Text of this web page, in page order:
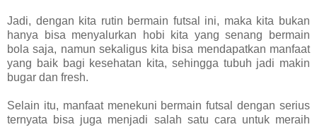
Jadi, dengan kita rutin bermain futsal ini, maka kita bukan
hanya bisa menyalurkan hobi kita yang senang bermain
bola saja, namun sekaligus kita bisa mendapatkan manfaat
yang baik bagi kesehatan kita, sehingga tubuh jadi makin
bugar dan fresh.
Selain itu, manfaat menekuni bermain futsal dengan serius
ternyata bisa juga menjadi salah satu cara untuk meraih